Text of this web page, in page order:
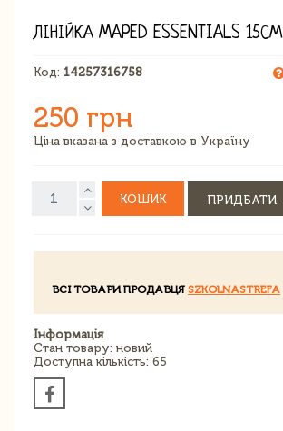
ЛІНІЙКА MAPED ESSENTIALS 15СМ
Код: 14257316758
250 грн
Ціна вказана з доставкою в Україну
КОШИК ПРИДБАТИ
ВСІ ТОВАРИ ПРОДАВЦЯ SZKOLNASTREFA
Інформація
Стан товару: новий
Доступна кількість: 65